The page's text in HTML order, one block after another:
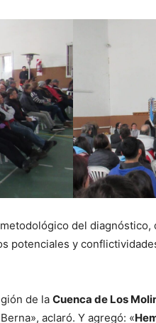
del
potenciales y
de la Cuenca de Los
aclaró. Y agregó: «